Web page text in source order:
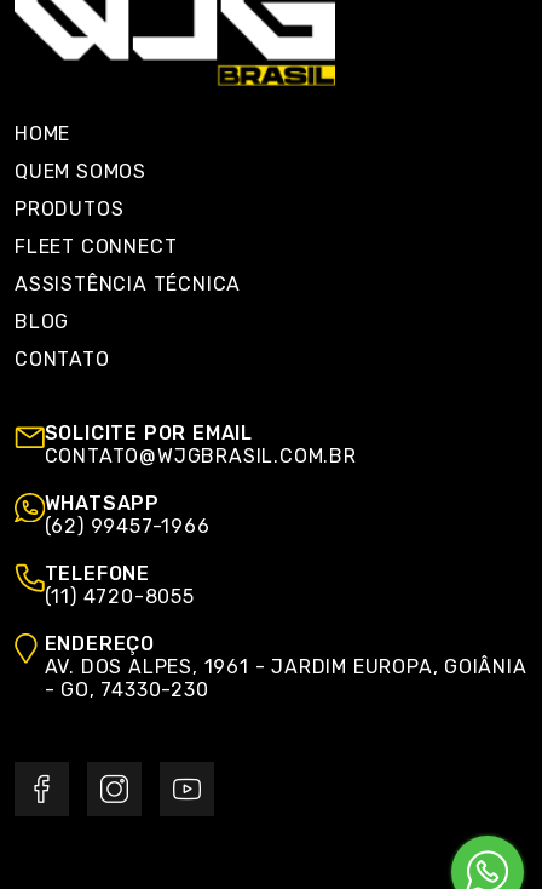
HOME
QUEM SOMOS
PRODUTOS
FLEET CONNECT
ASSISTÊNCIA TÉCNICA
BLOG
CONTATO
SOLICITE POR EMAIL
CONTATO@WJGBRASIL.COM.BR
WHATSAPP
(62) 99457-1966
TELEFONE
(11) 4720-8055
ENDEREÇO
AV. DOS ALPES, 1961 - JARDIM EUROPA, GOIÂNIA
- GO, 74330-230